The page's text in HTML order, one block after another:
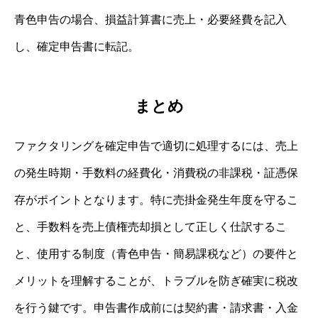
青色申告の場合、損益計算書に売上・必要経費を記入
し、確定申告書に転記。
まとめ
ファクタリングを確定申告で適切に処理するには、売上
の発生時期・手数料の経費化・消費税の非課税・証憑保
存がポイントとなります。特に売掛金発生年度を守るこ
と、手数料を売上債権売却損として正しく仕訳するこ
と、使用する制度（青色申告・簡易課税など）の要件と
メリットを理解することが、トラブルを防ぎ確実に税改
を行う鍵です。申告書作成前には契約書・請求書・入金